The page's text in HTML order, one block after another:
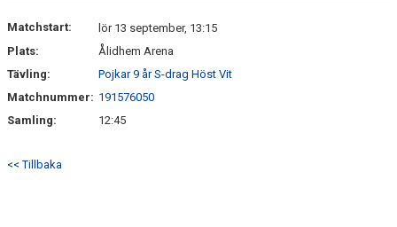
Matchstart:
lör 13 september, 13:15
Plats:
Ålidhem Arena
Tävling:
Pojkar 9 år S-drag Höst Vit
Matchnummer: 191576050
Samling:
12:45
<< Tillbaka